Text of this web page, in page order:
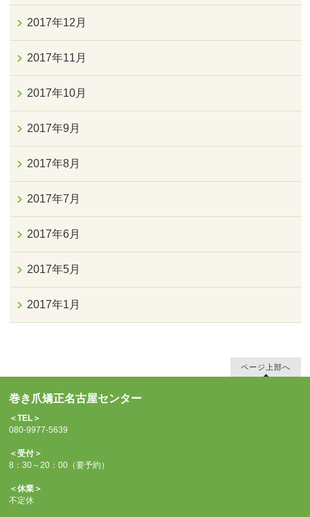
2017年12月
2017年11月
2017年10月
2017年9月
2017年8月
2017年7月
2017年6月
2017年5月
2017年1月
ページ上部へ
巻き爪矯正名古屋センター
＜TEL＞
080-9977-5639
＜受付＞
8：30～20：00（要予約）
＜休業＞
不定休